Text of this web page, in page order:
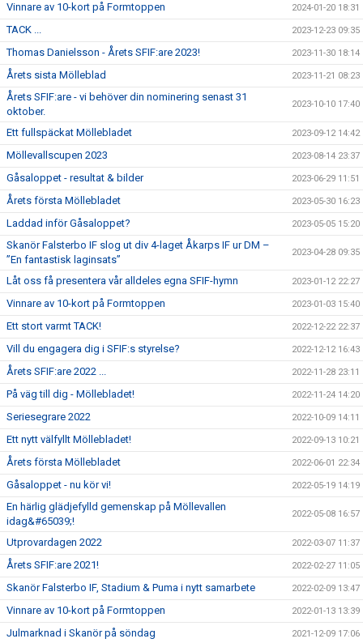
Vinnare av 10-kort på Formtoppen 2024-01-20 18:31
TACK ... 2023-12-23 09:35
Thomas Danielsson - Årets SFIF:are 2023! 2023-11-30 18:14
Årets sista Mölleblad 2023-11-21 08:23
Årets SFIF:are - vi behöver din nominering senast 31
oktober.
2023-10-10 17:40
Ett fullspäckat Möllebladet 2023-09-12 14:42
Möllevallscupen 2023 2023-08-14 23:37
Gåsaloppet - resultat & bilder 2023-06-29 11:51
Årets första Möllebladet 2023-05-30 16:23
Laddad inför Gåsaloppet? 2023-05-05 15:20
Skanör Falsterbo IF slog ut div 4-laget Åkarps IF ur DM –
”En fantastisk laginsats”
2023-04-28 09:35
Låt oss få presentera vår alldeles egna SFIF-hymn 2023-01-12 22:27
Vinnare av 10-kort på Formtoppen 2023-01-03 15:40
Ett stort varmt TACK! 2022-12-22 22:37
Vill du engagera dig i SFIF:s styrelse? 2022-12-12 16:43
Årets SFIF:are 2022 ... 2022-11-28 23:11
På väg till dig - Möllebladet! 2022-11-24 14:20
Seriesegrare 2022 2022-10-09 14:11
Ett nytt välfyllt Möllebladet! 2022-09-13 10:21
Årets första Möllebladet 2022-06-01 22:34
Gåsaloppet - nu kör vi! 2022-05-19 14:19
En härlig glädjefylld gemenskap på Möllevallen
idag&#65039;!
2022-05-08 16:57
Utprovardagen 2022 2022-03-07 11:37
Årets SFIF:are 2021! 2022-02-27 11:05
Skanör Falsterbo IF, Stadium & Puma i nytt samarbete 2022-02-09 13:47
Vinnare av 10-kort på Formtoppen 2022-01-13 13:39
Julmarknad i Skanör på söndag 2021-12-09 17:06